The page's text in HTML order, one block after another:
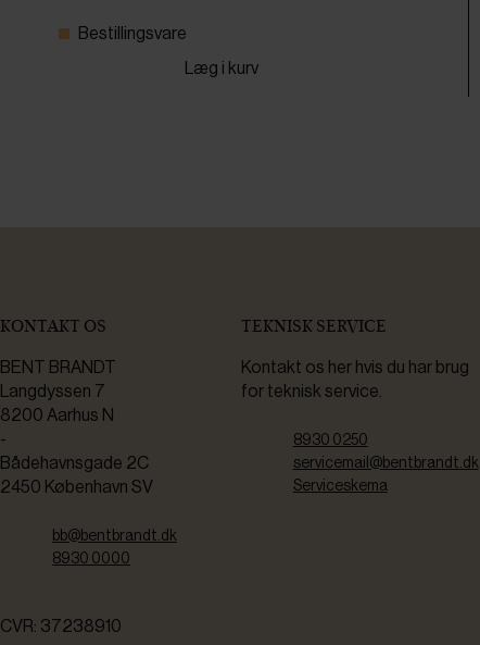
Bestillingsvare
Læg i kurv
KONTAKT OS
BENT BRANDT
Langdyssen 7
8200 Aarhus N
-
Bådehavnsgade 2C
2450 København SV
bb@bentbrandt.dk
8930 0000
CVR: 37238910
TEKNISK SERVICE
Kontakt os her hvis du har brug
for teknisk service.
8930 0250
servicemail@bentbrandt.dk
Serviceskema